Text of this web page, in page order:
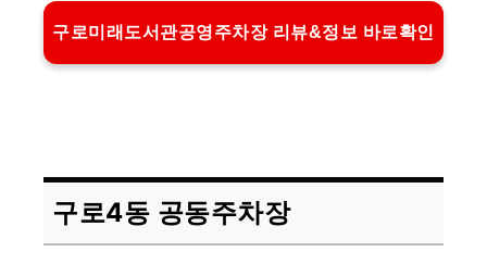
구로미래도서관공영주차장 리뷰&정보 바로확인
구로4동 공동주차장